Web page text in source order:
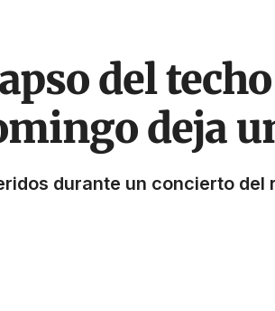
del
deja
durante un concierto